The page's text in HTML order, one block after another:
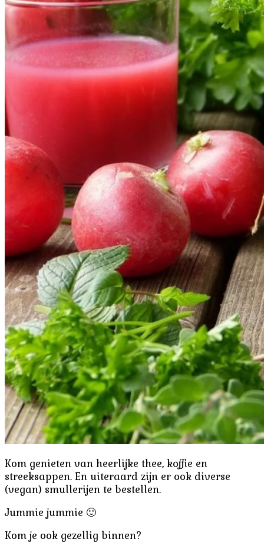
Kom genieten van heerlijke thee, koffie en
streeksappen. En uiteraard zijn er ook diverse
(vegan) smullerijen te bestellen.
Jummie jummie 🙂
Kom je ook gezellig binnen?